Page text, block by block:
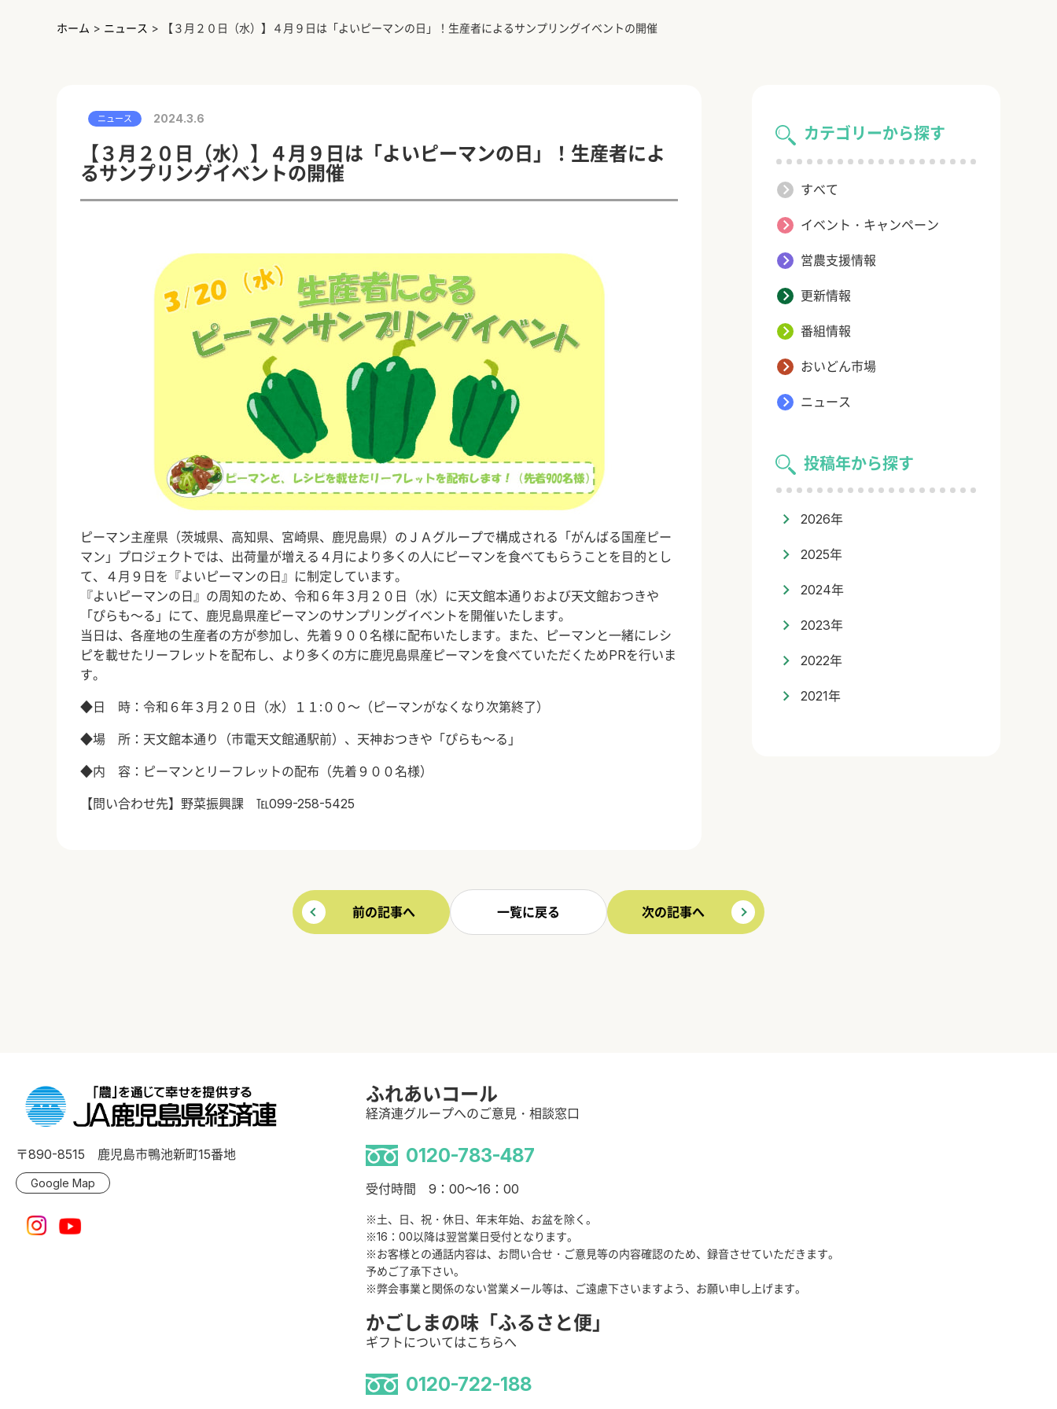
ホーム > ニュース > 【３月２０日（水）】４月９日は「よいピーマンの日」！生産者によるサンプリングイベントの開催
カテゴリーから探す
すべて
イベント・キャンペーン
営農支援情報
更新情報
番組情報
おいどん市場
ニュース
投稿年から探す
2026年
2025年
2024年
2023年
2022年
2021年
ニュース 2024.3.6
【３月２０日（水）】４月９日は「よいピーマンの日」！生産者によ
るサンプリングイベントの開催
ピーマン主産県（茨城県、高知県、宮崎県、鹿児島県）のＪＡグループで構成される「がんばる国産ピー
マン」プロジェクトでは、出荷量が増える４月により多くの人にピーマンを食べてもらうことを目的とし
て、４月９日を『よいピーマンの日』に制定しています。
『よいピーマンの日』の周知のため、令和６年３月２０日（水）に天文館本通りおよび天文館おつきや
「ぴらも～る」にて、鹿児島県産ピーマンのサンプリングイベントを開催いたします。
当日は、各産地の生産者の方が参加し、先着９００名様に配布いたします。また、ピーマンと一緒にレシ
ピを載せたリーフレットを配布し、より多くの方に鹿児島県産ピーマンを食べていただくためPRを行いま
す。
◆日 時：令和６年３月２０日（水）１１:００～（ピーマンがなくなり次第終了）
◆場 所：天文館本通り（市電天文館通駅前）、天神おつきや「ぴらも～る」
◆内 容：ピーマンとリーフレットの配布（先着９００名様）
【問い合わせ先】野菜振興課 ℡099-258-5425
前の記事へ 一覧に戻る 次の記事へ
〒890-8515 鹿児島市鴨池新町15番地
Google Map
ふれあいコール
経済連グループへのご意見・相談窓口
0120-783-487
受付時間 9：00～16：00
※土、日、祝・休日、年末年始、お盆を除く。
※16：00以降は翌営業日受付となります。
※お客様との通話内容は、お問い合せ・ご意見等の内容確認のため、録音させていただきます。
予めご了承下さい。
※弊会事業と関係のない営業メール等は、ご遠慮下さいますよう、お願い申し上げます。
かごしまの味「ふるさと便」
ギフトについてはこちらへ
0120-722-188